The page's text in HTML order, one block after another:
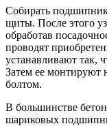
Собирать
щиты. После этого
обработав
проводят
устанавливают так,
Затем ее монтируют
болтом.
В большинстве
шариковых